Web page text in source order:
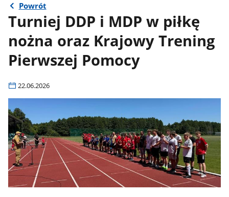
Powrót
Turniej DDP i MDP w piłkę
nożna oraz Krajowy Trening
Pierwszej Pomocy
22.06.2026